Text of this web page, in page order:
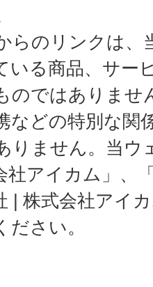
らのリンクは、
いる商品、サー
のではありませ
などの特別な関
りません。当ウ
社アイカム」、
| 株式会社アイ
さい。